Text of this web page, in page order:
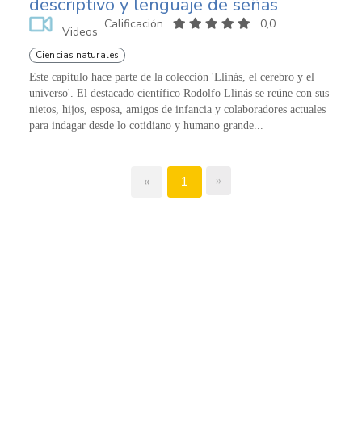
Videos
Calificación 0,0
Ciencias naturales
Este capítulo hace parte de la colección 'Llinás, el cerebro y el
universo'. El destacado científico Rodolfo Llinás se reúne con sus
nietos, hijos, esposa, amigos de infancia y colaboradores actuales
para indagar desde lo cotidiano y humano grande...
« 1 »